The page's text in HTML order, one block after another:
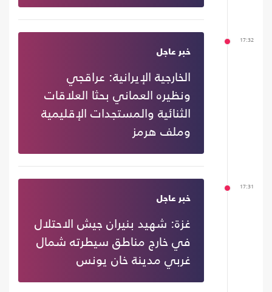
17:32
خبر عاجل
الخارجية الإيرانية: عراقجي
ونظيره العماني بحثا العلاقات
الثنائية والمستجدات الإقليمية
وملف هرمز
17:31
خبر عاجل
غزة: شهيد بنيران جيش الاحتلال
في خارج مناطق سيطرته شمال
غربي مدينة خان يونس